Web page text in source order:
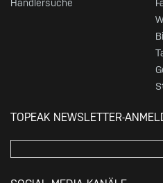
Händlersuche
TOPEAK NEWSLETTER-